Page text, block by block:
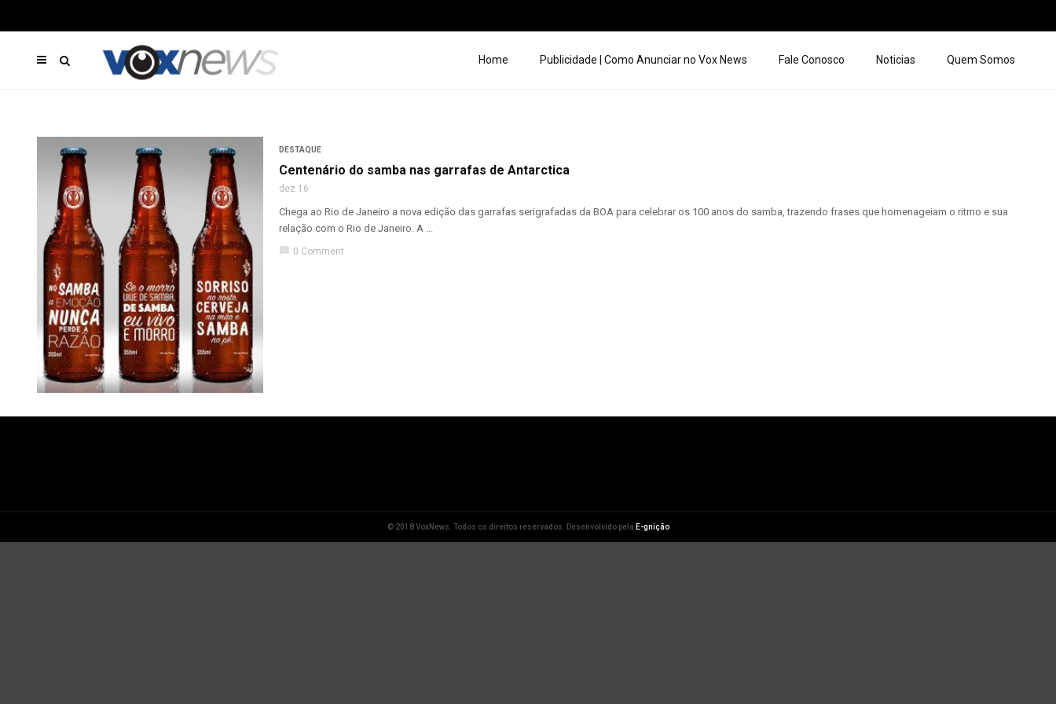
Home Publicidade | Como Anunciar no Vox News Fale Conosco Noticias Quem Somos
DESTAQUE
Centenário do samba nas garrafas de Antarctica
dez 16
Chega ao Rio de Janeiro a nova edição das garrafas serigrafadas da BOA para celebrar os 100 anos do samba, trazendo frases que homenageiam o ritmo e sua
relação com o Rio de Janeiro. A ...
chat_bubble 0 Comment
© 2018 VoxNews. Todos os direitos reservados. Desenvolvido pela E-gnição